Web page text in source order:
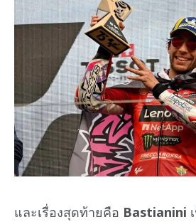
และเรื่องสุดท้ายคือ Bastianini